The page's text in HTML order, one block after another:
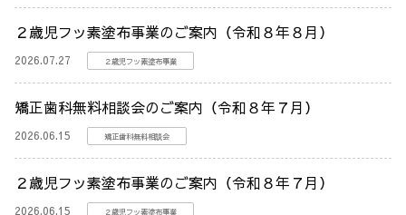
２歳児フッ素塗布事業のご案内（令和８年８月）
2026.07.27 ２歳児フッ素塗布事業
矯正歯科無料相談会のご案内（令和８年７月）
2026.06.15 矯正歯科無料相談会
２歳児フッ素塗布事業のご案内（令和８年７月）
2026.06.15 ２歳児フッ素塗布事業